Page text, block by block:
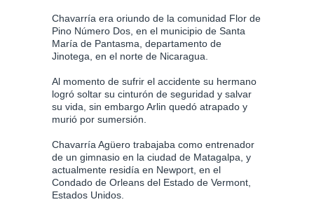
Chavarría era oriundo de la comunidad Flor de
Pino Número Dos, en el municipio de Santa
María de Pantasma, departamento de
Jinotega, en el norte de Nicaragua.
Al momento de sufrir el accidente su hermano
logró soltar su cinturón de seguridad y salvar
su vida, sin embargo Arlin quedó atrapado y
murió por sumersión.
Chavarría Agüero trabajaba como entrenador
de un gimnasio en la ciudad de Matagalpa, y
actualmente residía en Newport, en el
Condado de Orleans del Estado de Vermont,
Estados Unidos.